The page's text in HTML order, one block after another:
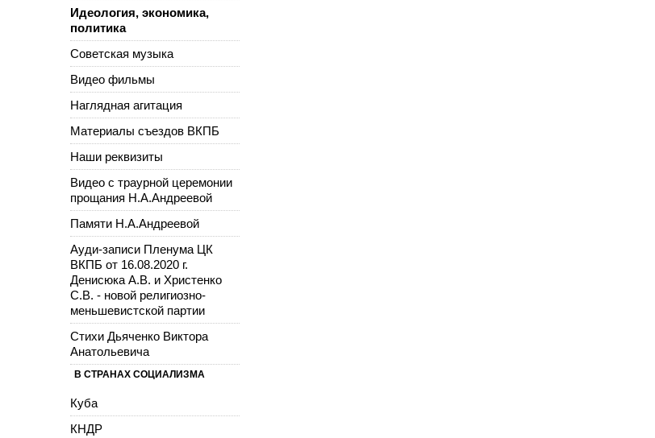
Идеология, экономика,
политика
Советская музыка
Видео фильмы
Наглядная агитация
Материалы съездов ВКПБ
Наши реквизиты
Видео с траурной церемонии
прощания Н.А.Андреевой
Памяти Н.А.Андреевой
Ауди-записи Пленума ЦК
ВКПБ от 16.08.2020 г.
Денисюка А.В. и Христенко
С.В. - новой религиозно-
меньшевистской партии
Стихи Дьяченко Виктора
Анатольевича
В СТРАНАХ СОЦИАЛИЗМА
Куба
КНДР